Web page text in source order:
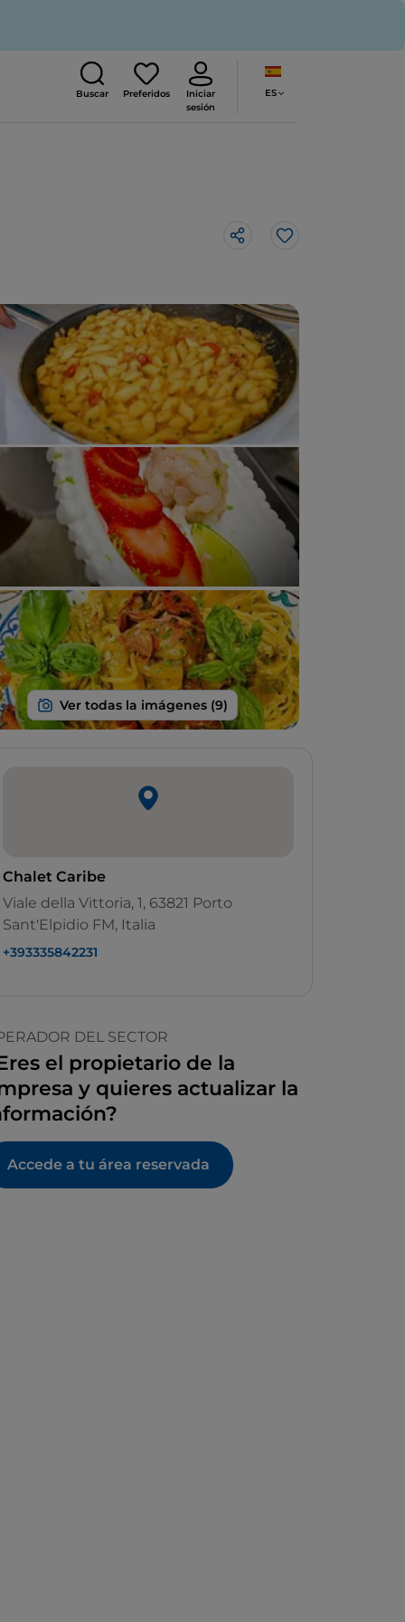
Buscar Preferidos
Iniciar
sesión
ES
Me gusta
Chalet Caribe
Viale della Vittoria, 1, 63821 Porto
Sant'Elpidio FM, Italia
+393335842231
DEL SECTOR
el propietario de la
y quieres actualizar la
Accede a tu área reservada